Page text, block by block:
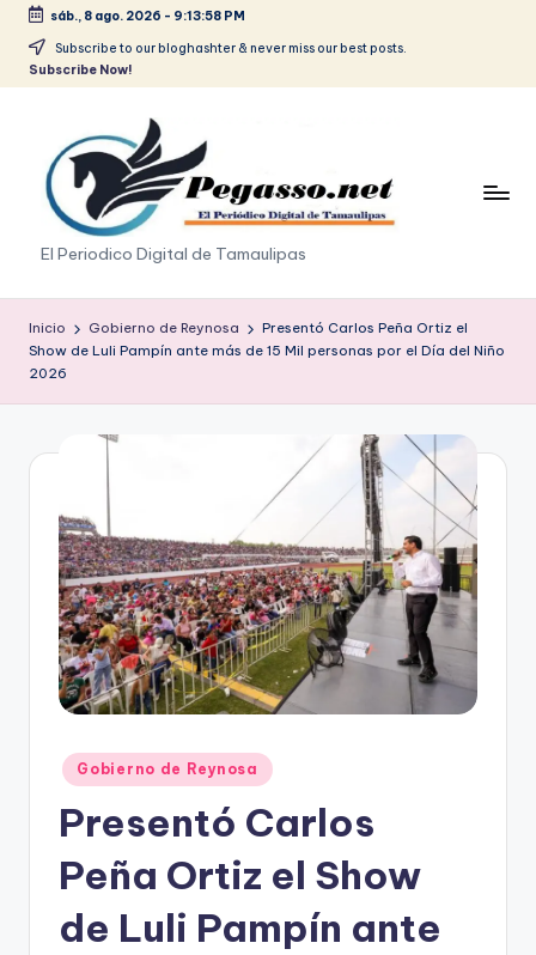
Saltar
sáb., 8 ago. 2026 - 9:13:58 PM
Subscribe to our bloghashter & never miss our best posts.
Subscribe Now!
p
e
g
a
s
o
p
El Periodico Digital de Tamaulipas
Inicio Gobierno de Reynosa
Presentó Carlos Peña Ortiz el
Show de Luli Pampín ante más de 15 Mil personas por el Día del Niño
2026
Publicado
en
Gobierno de Reynosa
Presentó Carlos
Peña Ortiz el Show
de Luli Pampín ante